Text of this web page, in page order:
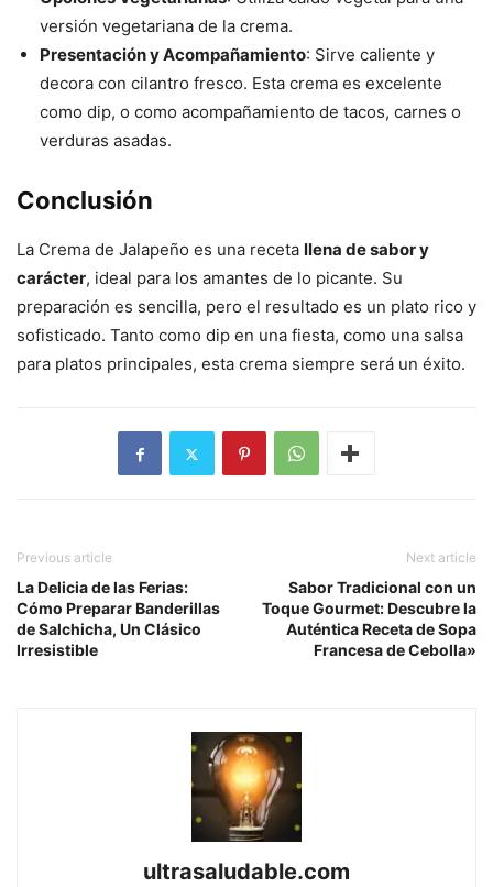
versión vegetariana de la crema.
Presentación y Acompañamiento: Sirve caliente y
decora con cilantro fresco. Esta crema es excelente
como dip, o como acompañamiento de tacos, carnes o
verduras asadas.
Conclusión
La Crema de Jalapeño es una receta llena de sabor y
carácter, ideal para los amantes de lo picante. Su
preparación es sencilla, pero el resultado es un plato rico y
sofisticado. Tanto como dip en una fiesta, como una salsa
para platos principales, esta crema siempre será un éxito.
Previous article
La Delicia de las Ferias:
Cómo Preparar Banderillas
de Salchicha, Un Clásico
Irresistible
Next article
Sabor Tradicional con un
Toque Gourmet: Descubre la
Auténtica Receta de Sopa
Francesa de Cebolla»
ultrasaludable.com